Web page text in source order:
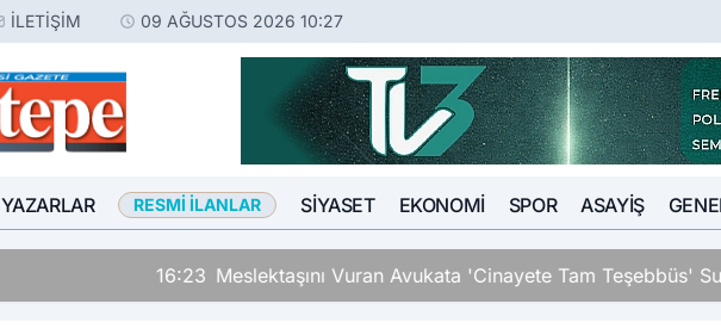
İLETIŞIM 09 AĞUSTOS 2026 10:27
YAZARLAR RESMI İLANLAR SIYASET EKONOMI SPOR ASAYIŞ
Meslektaşını Vuran Avukata 'Cinayete Tam Teşebbüs' Suçlaması